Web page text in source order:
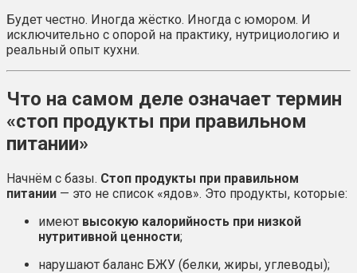
Будет честно. Иногда жёстко. Иногда с юмором. И
исключительно с опорой на практику, нутрициологию и
реальный опыт кухни.
Что на самом деле означает термин
«стоп продукты при правильном
питании»
Начнём с базы. Стоп продукты при правильном
питании — это не список «ядов». Это продукты, которые:
имеют высокую калорийность при низкой
нутритивной ценности;
нарушают баланс БЖУ (белки, жиры, углеводы);